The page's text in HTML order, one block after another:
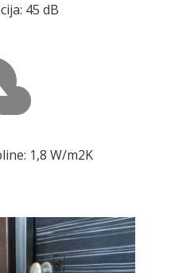
45 dB
1,8 W/m2K